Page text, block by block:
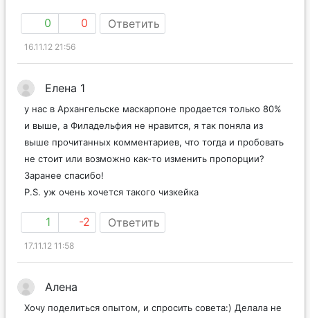
0 0 Ответить
16.11.12 21:56
Елена 1
у нас в Архангельске маскарпоне продается только 80%
и выше, а Филадельфия не нравится, я так поняла из
выше прочитанных комментариев, что тогда и пробовать
не стоит или возможно как-то изменить пропорции?
Заранее спасибо!
P.S. уж очень хочется такого чизкейка
1 -2 Ответить
17.11.12 11:58
Алена
Хочу поделиться опытом, и спросить совета:) Делала не